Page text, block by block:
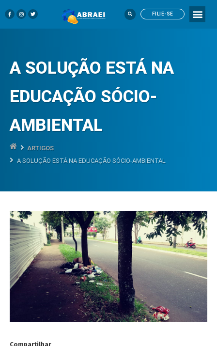
FILIE-SE
A SOLUÇÃO ESTÁ NA
EDUCAÇÃO SÓCIO-
AMBIENTAL
ARTIGOS
A SOLUÇÃO ESTÁ NA EDUCAÇÃO SÓCIO-AMBIENTAL
Compartilhar